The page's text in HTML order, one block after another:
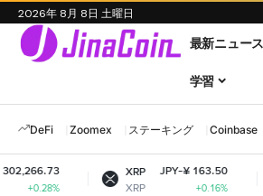
2026年 8月 8日 土曜日
最新ニュース
学習
DeFi Zoomex ステーキング Coinbase
XRP
XRP
JPY-¥ 163.50
+0.16%
Solana
SOL